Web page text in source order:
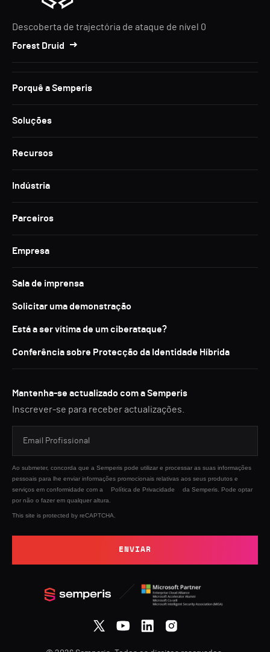
Descoberta de trajectória de ataque de nível 0
Forest Druid
Porquê a Semperis
Soluções
Recursos
Indústria
Parceiros
Empresa
Sala de imprensa
Solicitar uma demonstração
Está a ser vítima de um ciberataque?
Conferência sobre Protecção da Identidade Híbrida
Mantenha-se actualizado com a Semperis
Inscrever-se para receber actualizações.
Ao submeter, concorda que a Semperis pode utilizar e processar as suas informações
pessoais para lhe enviar informações promocionais relativas aos seus produtos e
serviços em conformidade com a
Política de Privacidade
da Semperis. Pode optar
por não o fazer em qualquer altura.
This site is protected by reCAPTCHA.
ENVIAR